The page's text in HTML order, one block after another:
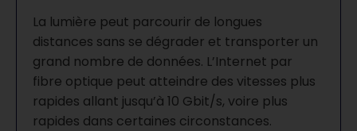
La lumière peut parcourir de longues
distances sans se dégrader et transporter un
grand nombre de données. L’Internet par
fibre optique peut atteindre des vitesses plus
rapides allant jusqu’à 10 Gbit/s, voire plus
rapides dans certaines circonstances.